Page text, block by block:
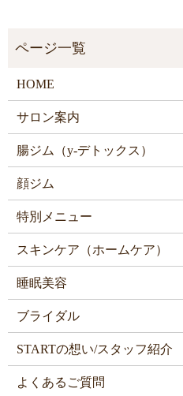
HOME
サロン案内
腸ジム（y-デトックス）
顔ジム
特別メニュー
スキンケア（ホームケア）
睡眠美容
ブライダル
STARTの想い/スタッフ紹介
よくあるご質問